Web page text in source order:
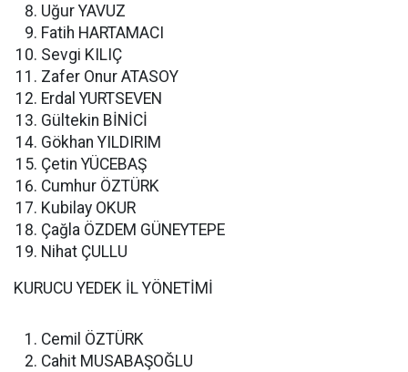
Uğur YAVUZ
Fatih HARTAMACI
Sevgi KILIÇ
Zafer Onur ATASOY
Erdal YURTSEVEN
Gültekin BİNİCİ
Gökhan YILDIRIM
Çetin YÜCEBAŞ
Cumhur ÖZTÜRK
Kubilay OKUR
Çağla ÖZDEM GÜNEYTEPE
Nihat ÇULLU
KURUCU YEDEK İL YÖNETİMİ
Cemil ÖZTÜRK
Cahit MUSABAŞOĞLU